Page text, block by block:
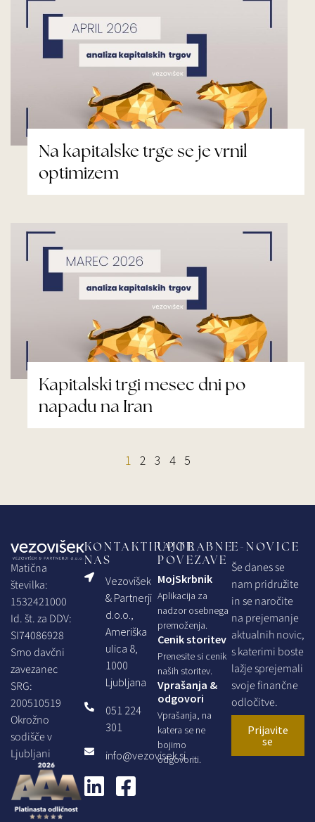
Na kapitalske trge se je vrnil
optimizem
Kapitalski trgi mesec dni po
napadu na Iran
1 2 3 4 5
Matična
številka:
1532421000
Id. št. za DDV:
SI74086928
Smo davčni
zavezanec
SRG:
200510519
Okrožno
sodišče v
Ljubljani
KONTAKTIRAJTE
NAS
Vezovišek
& Partnerji
d.o.o.,
Ameriška
ulica 8,
1000
Ljubljana
051 224
301
info@vezovisek.si
UPORABNE
POVEZAVE
MojSkrbnik
Aplikacija za
nadzor osebnega
premoženja.
Cenik storitev
Prenesite si cenik
naših storitev.
Vprašanja &
odgovori
Vprašanja, na
katera se ne
bojimo
odgovoriti.
E-NOVICE
Še danes se
nam pridružite
in se naročite
na prejemanje
aktualnih novic,
s katerimi boste
lažje sprejemali
svoje finančne
odločitve.
Prijavite
se